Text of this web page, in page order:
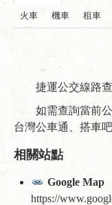
火車 機車 租車
捷運公交線路
如需查詢當前
台灣公車通、搭車
相關站點
Google Map
https://